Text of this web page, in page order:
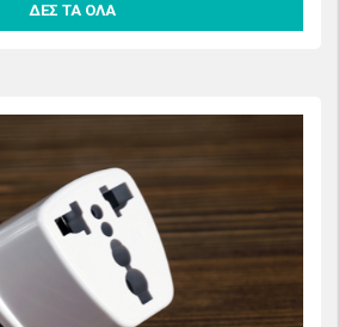
ΔΕΣ ΤΑ ΟΛΑ